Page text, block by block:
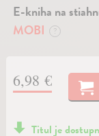
E-kniha na
MOBI
?
6,98 €
Titul je